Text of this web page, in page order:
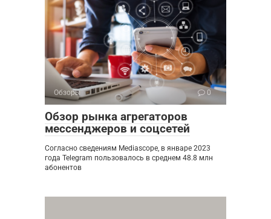
Обзоры 0
Обзор рынка агрегаторов
мессенджеров и соцсетей
Согласно сведениям Mediascope, в январе 2023
года Telegram пользовалось в среднем 48.8 млн
абонентов